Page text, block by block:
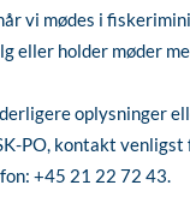
vi mødes i
eller holder møder
oplysninger
PO, kontakt venligst
+45 21 22 72 43.